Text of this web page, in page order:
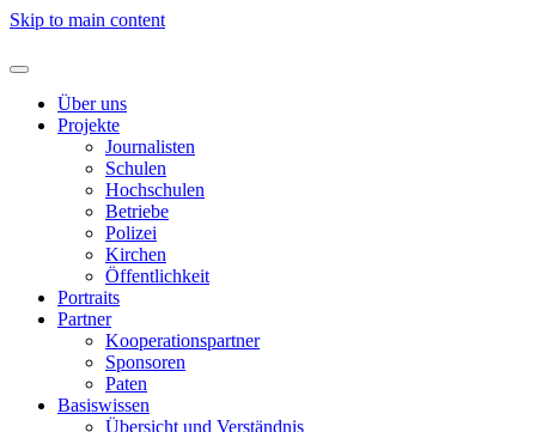
Skip to main content
Über uns
Projekte
Journalisten
Schulen
Hochschulen
Betriebe
Polizei
Kirchen
Öffentlichkeit
Portraits
Partner
Kooperationspartner
Sponsoren
Paten
Basiswissen
Übersicht und Verständnis